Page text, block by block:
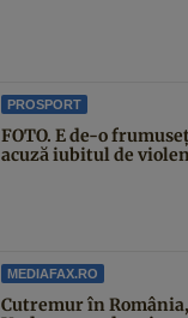
PROSPORT
FOTO. E de-o
acuză iubitul de
MEDIAFAX.RO
Cutremur în